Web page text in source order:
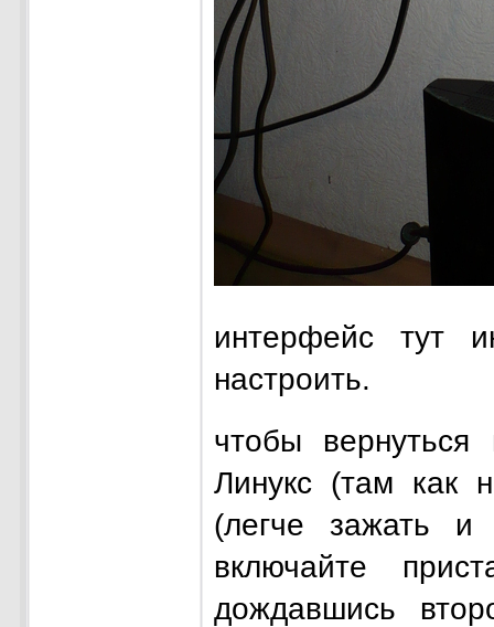
интерфейс тут
настроить.
чтобы
Линукс (там как
(легче зажать и
включайте
дождавшись